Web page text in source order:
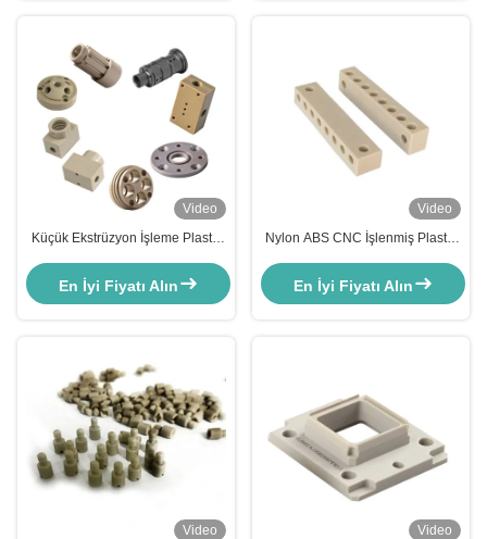
Video
Küçük Ekstrüzyon İşleme Plastik
Enjeksiyon Kalıplama Plastik
Parçalar
En İyi Fiyatı Alın
Video
Nylon ABS CNC İşlenmiş Plastik
En İyi Fiyatı Alın
Video
Video